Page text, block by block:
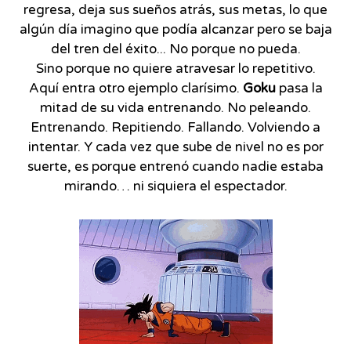
regresa, deja sus sueños atrás, sus metas, lo que
algún día imagino que podía alcanzar pero se baja
del tren del éxito... No porque no pueda.
Sino porque no quiere atravesar lo repetitivo.
Aquí entra otro ejemplo clarísimo. Gokupasa la
mitad de su vida entrenando. No peleando.
Entrenando. Repitiendo. Fallando. Volviendo a
intentar. Y cada vez que sube de nivel no es por
suerte, es porque entrenó cuando nadie estaba
mirando… ni siquiera el espectador.